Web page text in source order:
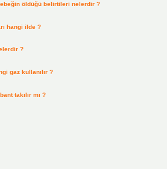
öldüğü belirtileri nelerdir ?
hangi ilde ?
?
gaz kullanılır ?
takılır mı ?